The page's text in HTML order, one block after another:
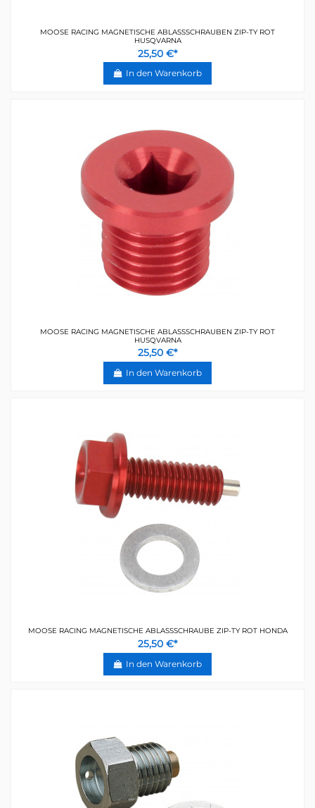
MOOSE RACING MAGNETISCHE ABLASSSCHRAUBEN ZIP-TY ROT
HUSQVARNA
25,50 €*
In den Warenkorb
MOOSE RACING MAGNETISCHE ABLASSSCHRAUBEN ZIP-TY ROT
HUSQVARNA
25,50 €*
In den Warenkorb
MOOSE RACING MAGNETISCHE ABLASSSCHRAUBE ZIP-TY ROT HONDA
25,50 €*
In den Warenkorb